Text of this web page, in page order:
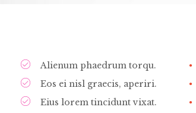
Alienum phaedrum torqu.
Eos ei nisl graecis, aperiri.
Eius lorem tincidunt vixat.